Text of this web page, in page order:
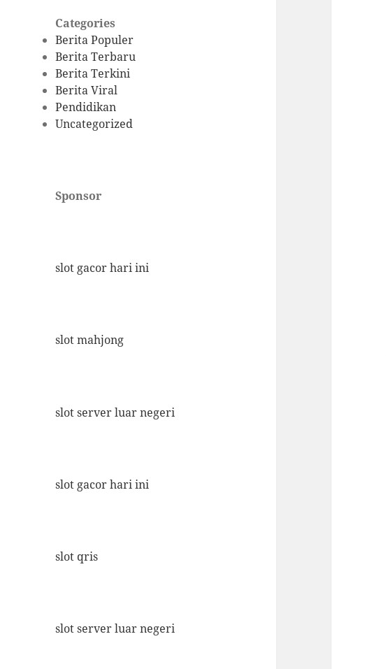
Categories
Berita Populer
Berita Terbaru
Berita Terkini
Berita Viral
Pendidikan
Uncategorized
Sponsor
slot gacor hari ini
slot mahjong
slot server luar negeri
slot gacor hari ini
slot qris
slot server luar negeri